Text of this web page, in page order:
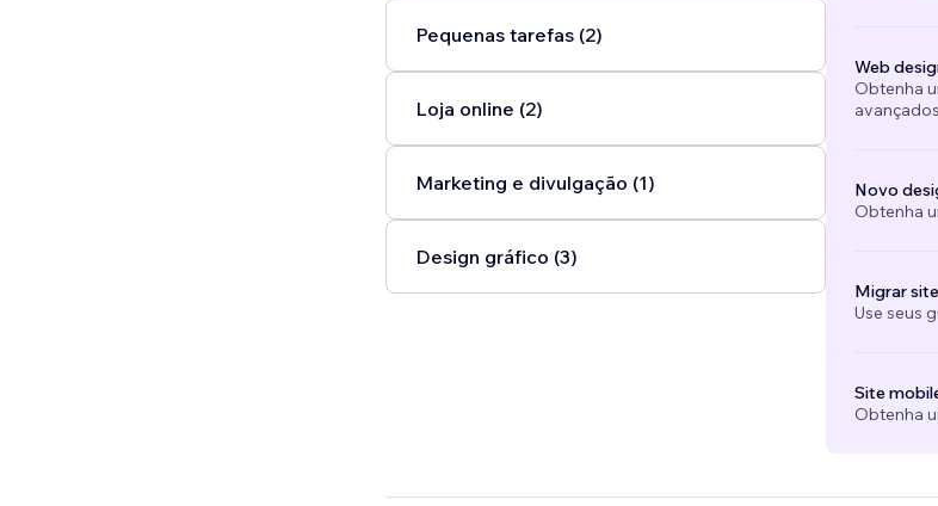
Pequenas tarefas (2)
Loja online (2)
Marketing e divulgação (1)
Design gráfico (3)
Web
Obtenha
Novo
Obtenha
Migrar site
Use seus
Site
Obtenha